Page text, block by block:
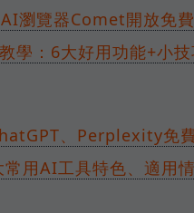
AI瀏覽器Comet開放免
學：6大好用功能+小技
、Perplexity免
用AI工具特色、適用